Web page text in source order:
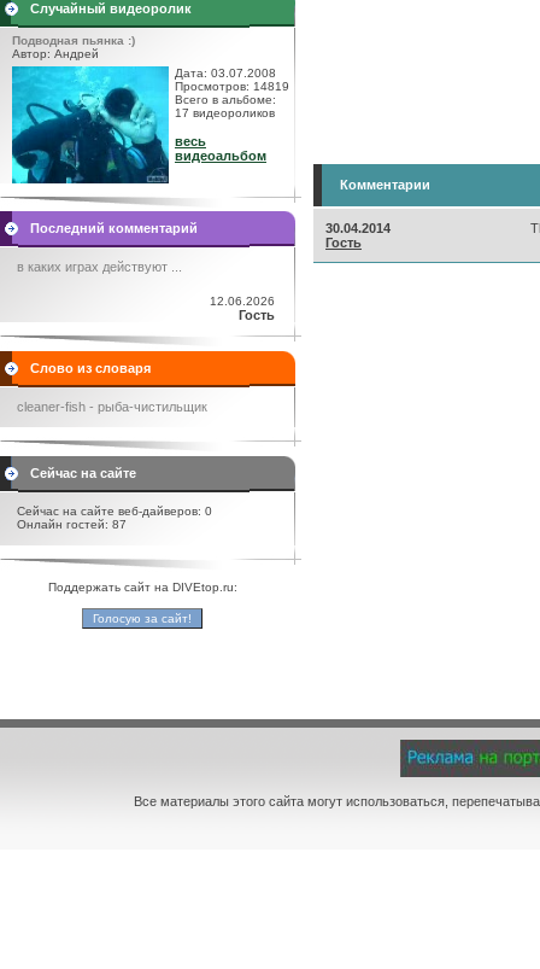
Случайный видеоролик
Подводная пьянка :)
Автор: Андрей
Дата: 03.07.2008
Просмотров: 14819
Всего в альбоме:
17 видеороликов
весь
видеоальбом
Последний комментарий
в каких играх действуют ...
12.06.2026
Гость
Слово из словаря
cleaner-fish - рыба-чистильщик
Сейчас на сайте
Сейчас на сайте веб-дайверов: 0
Онлайн гостей: 87
Поддержать сайт на DIVEtop.ru:
Комментарии
30.04.2014
Гость
Все материалы этого сайта могут использоваться,